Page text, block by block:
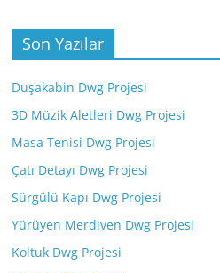
Son Yazılar
Duşakabin Dwg Projesi
3D Müzik Aletleri Dwg Projesi
Masa Tenisi Dwg Projesi
Çatı Detayı Dwg Projesi
Sürgülü Kapı Dwg Projesi
Yürüyen Merdiven Dwg Projesi
Koltuk Dwg Projesi